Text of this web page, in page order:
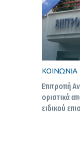
ΚΟΙΝΩΝΙΑ
Επιτροπή
οριστικά
ειδικού